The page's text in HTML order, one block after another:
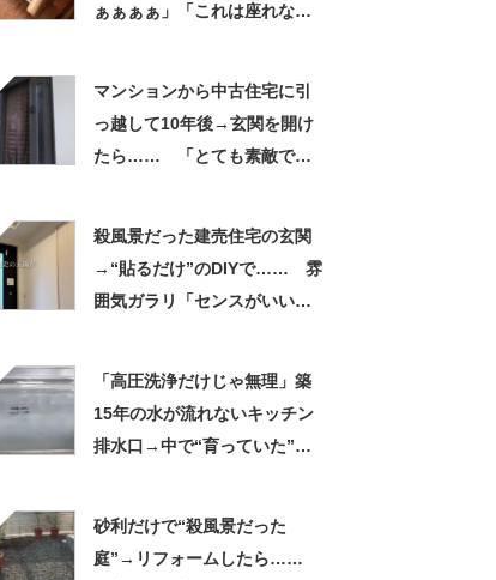
ぁぁぁぁ」「これは座れな
マンションから中古住宅に引
っ越して10年後→玄関を開け
たら…… 「とても素敵でし
殺風景だった建売住宅の玄関
→“貼るだけ”のDIYで…… 雰
囲気ガラリ「センスがいい」
「高圧洗浄だけじゃ無理」築
15年の水が流れないキッチン
排水口→中で“育っていた”の
砂利だけで“殺風景だった
庭”→リフォームしたら……